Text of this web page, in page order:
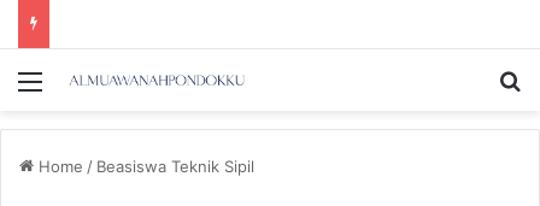
Menu
Home / Beasiswa Teknik Sipil